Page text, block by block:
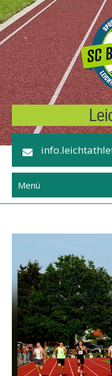
Skip
to
content
Menü